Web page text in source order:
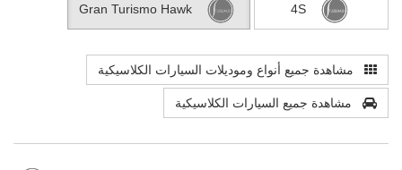
4S
Gran Turismo Hawk
مشاهدة جميع أنواع وموديلات السيارات الكلاسيكية
مشاهدة جميع السيارات الكلاسيكية